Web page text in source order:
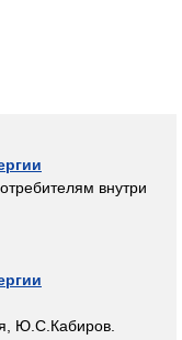
внутри
Ю.С.Кабиров.